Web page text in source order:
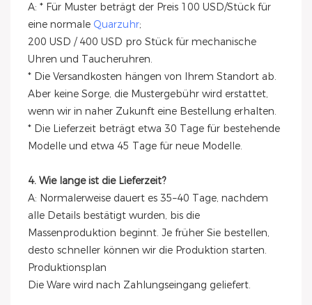
A: * Für Muster beträgt der Preis 100 USD/Stück für
eine normale Quarzuhr;
200 USD / 400 USD pro Stück für mechanische
Uhren und Taucheruhren.
* Die Versandkosten hängen von Ihrem Standort ab.
Aber keine Sorge, die Mustergebühr wird erstattet,
wenn wir in naher Zukunft eine Bestellung erhalten.
* Die Lieferzeit beträgt etwa 30 Tage für bestehende
Modelle und etwa 45 Tage für neue Modelle.
4. Wie lange ist die Lieferzeit?
A: Normalerweise dauert es 35–40 Tage, nachdem
alle Details bestätigt wurden, bis die
Massenproduktion beginnt. Je früher Sie bestellen,
desto schneller können wir die Produktion starten.
Produktionsplan
Die Ware wird nach Zahlungseingang geliefert.